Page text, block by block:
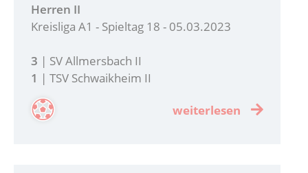
Herren II
Kreisliga A1 - Spieltag 18 - 05.03.2023
3 | SV Allmersbach II
1 | TSV Schwaikheim II
weiterlesen